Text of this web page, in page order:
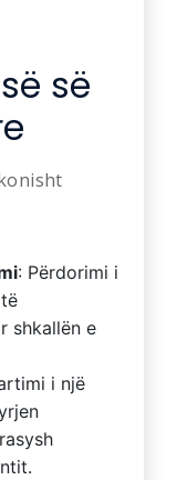
së
: Përdorimi i
shkallën e
i një